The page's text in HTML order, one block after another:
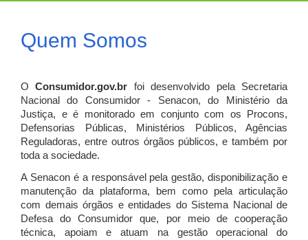
Quem Somos
OConsumidor.gov.br
foi desenvolvido pela Secretaria
Nacional do Consumidor - Senacon, do Ministério da
Justiça, e é monitorado em conjunto com os Procons,
Defensorias Públicas, Ministérios Públicos, Agências
Reguladoras, entre outros órgãos públicos, e também por
toda a sociedade.
A Senacon é a responsável pela gestão, disponibilização e
manutenção da plataforma, bem como pela articulação
com demais órgãos e entidades do Sistema Nacional de
Defesa do Consumidor que, por meio de cooperação
técnica, apoiam e atuam na gestão operacional do